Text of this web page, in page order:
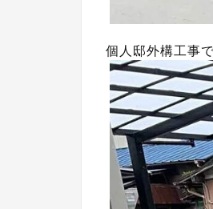
個人邸外構工事